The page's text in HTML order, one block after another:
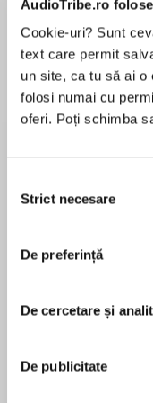
AudioTribe.ro
Cookie-uri? Sunt
text care permit
un site, ca tu să ai o
folosi numai cu
oferi. Poți schimba
consimțământului
Strict necesare
De preferință
De cercetare și
De publicitate
Desprecarte
With family like
Butlers. An East
Jo fell for Vinny
buried her heart
Michael Butler
started running
pentru
Sunday Times #1